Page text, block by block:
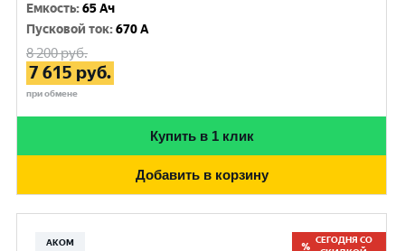
Емкость:65 Ач
Пусковой ток:670 A
8 200руб.
7 615 руб.
при обмене
Купить в 1 клик
Добавить в корзину
АКОМ
СЕГОДНЯ СО